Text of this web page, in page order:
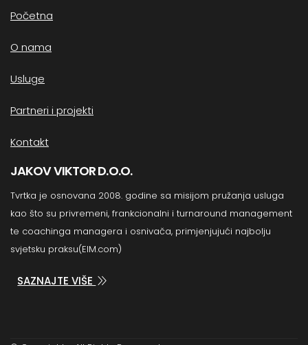
Početna
O nama
Usluge
Partneri i projekti
Kontakt
JAKOV VIKTOR D.O.O.
Tvrtka je osnovana 2008. godine sa misijom pružanja usluga
kao što su privremeni, frankcionalni i turnaround management
te coachinga managera i osnivača, primjenjujući najbolju
svjetsku praksu(EIM.com)
SAZNAJTE VIŠE